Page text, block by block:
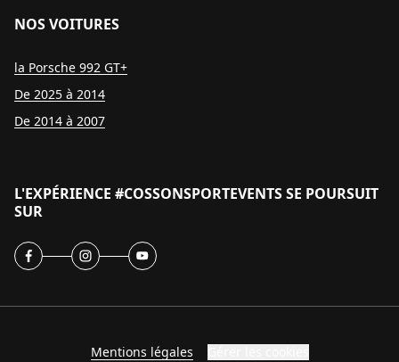
NOS VOITURES
la Porsche 992 GT+
De 2025 à 2014
De 2014 à 2007
L'EXPÉRIENCE #COSSONSPORTEVENTS SE POURSUIT
SUR
Mentions légales